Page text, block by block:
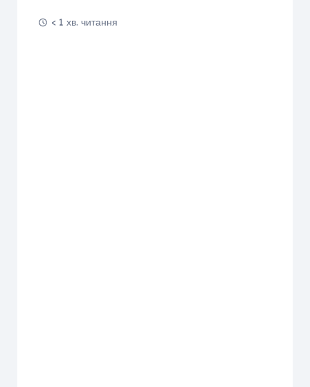
< 1 хв. читання